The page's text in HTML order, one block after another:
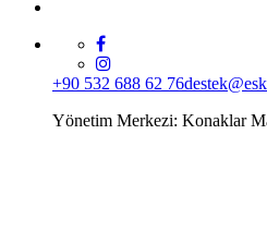
+90 532 688 62 76
Yönetim Merkezi: Konaklar